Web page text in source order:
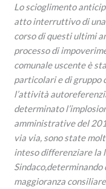
Lo scioglimento
atto interruttivo di
corso di questi ultimi
processo di
comunale uscente è
particolari e di
l’attività
determinato
amministrative del
via via, sono state
inteso differenziare la
maggioranza